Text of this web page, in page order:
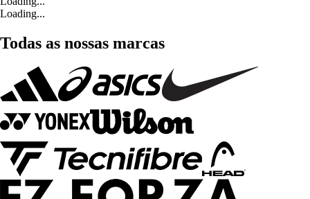
Loading...
Todas as nossas marcas